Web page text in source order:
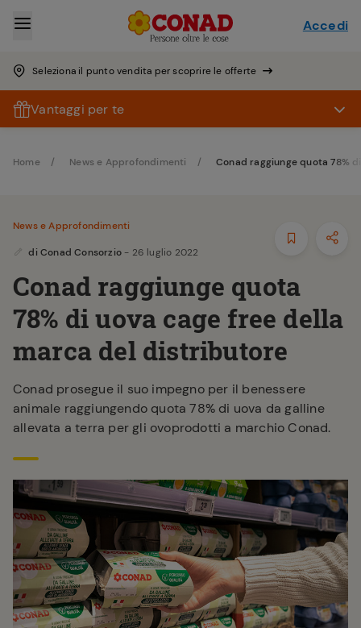
Seleziona il punto vendita per scoprire le offerte
Accedi
Vantaggi per te
Home News e Approfondimenti Conad raggiunge quota 78%
News e Approfondimenti
diConad Consorzio - 26 luglio 2022
Conad raggiunge quota
78% di uova cage free della
marca del distributore
Conad prosegue il suo impegno per il benessere
animale raggiungendo quota 78% di uova da galline
allevata a terra per gli ovoprodotti a marchio Conad.